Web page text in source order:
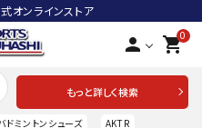
オンラインストア
person 0
shopping_cart
もっと詳しく検索
ドミントンシューズ AKTR